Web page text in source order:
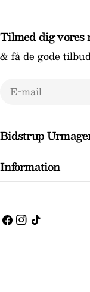
Bidstrup
Information
Tilmed dig vores
& få de gode
E-
Facebook
Instagram
TikTok